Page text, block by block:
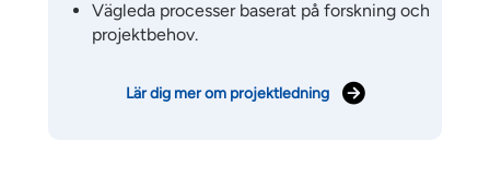
Vägleda processer baserat på forskning och
projektbehov.
Lär dig mer om projektledning